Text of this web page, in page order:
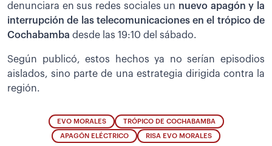
denunciara en sus redes sociales un nuevo apagón y la
interrupción de las telecomunicaciones en el trópico de
Cochabamba desde las 19:10 del sábado.
Según publicó, estos hechos ya no serían episodios
aislados, sino parte de una estrategia dirigida contra la
región.
EVO MORALES TRÓPICO DE COCHABAMBA
APAGÓN ELÉCTRICO RISA EVO MORALES